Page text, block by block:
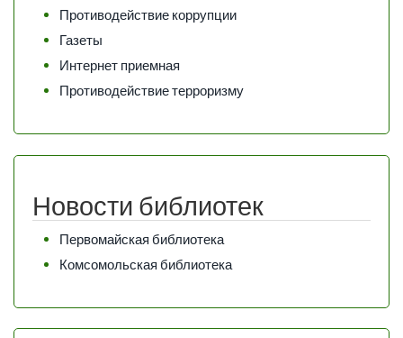
Противодействие коррупции
Газеты
Интернет приемная
Противодействие терроризму
Новости библиотек
Первомайская библиотека
Комсомольская библиотека